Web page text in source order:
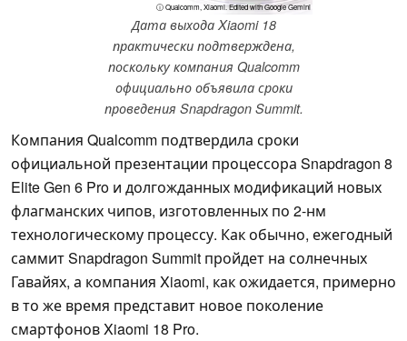
ⓘ Qualcomm, Xiaomi. Edited with Google Gemini
Дата выхода Xiaomi 18
практически подтверждена,
поскольку компания Qualcomm
официально объявила сроки
проведения Snapdragon Summit.
Компания Qualcomm подтвердила сроки
официальной презентации процессора Snapdragon 8
Elite Gen 6 Pro и долгожданных модификаций новых
флагманских чипов, изготовленных по 2-нм
технологическому процессу. Как обычно, ежегодный
саммит Snapdragon Summit пройдет на солнечных
Гавайях, а компания Xiaomi, как ожидается, примерно
в то же время представит новое поколение
смартфонов Xiaomi 18 Pro.